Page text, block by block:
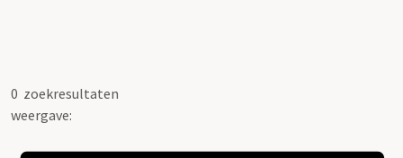
0 zoekresultaten
weergave: